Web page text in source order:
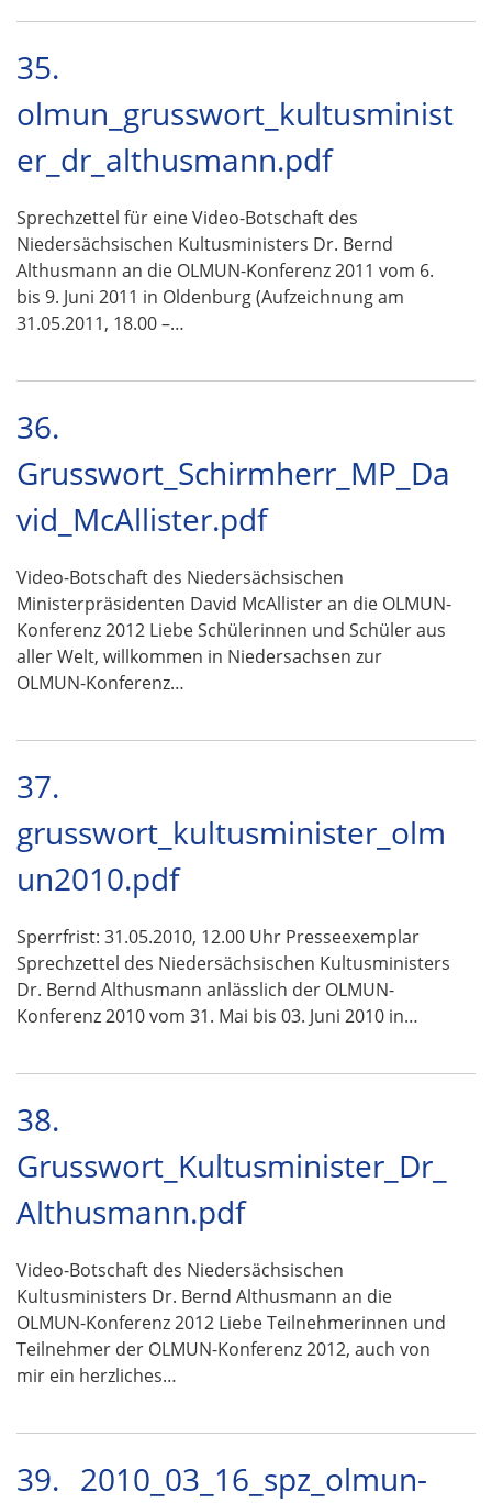
35.
olmun_grusswort_kultusminist
er_dr_althusmann.pdf
Sprechzettel für eine Video-Botschaft des
Niedersächsischen Kultusministers Dr. Bernd
Althusmann an die OLMUN-Konferenz 2011 vom 6.
bis 9. Juni 2011 in Oldenburg (Aufzeichnung am
31.05.2011, 18.00 –…
36.
Grusswort_Schirmherr_MP_Da
vid_McAllister.pdf
Video-Botschaft des Niedersächsischen
Ministerpräsidenten David McAllister an die OLMUN-
Konferenz 2012 Liebe Schülerinnen und Schüler aus
aller Welt, willkommen in Niedersachsen zur
OLMUN-Konferenz…
37.
grusswort_kultusminister_olm
un2010.pdf
Sperrfrist: 31.05.2010, 12.00 Uhr Presseexemplar
Sprechzettel des Niedersächsischen Kultusministers
Dr. Bernd Althusmann anlässlich der OLMUN-
Konferenz 2010 vom 31. Mai bis 03. Juni 2010 in…
38.
Grusswort_Kultusminister_Dr_
Althusmann.pdf
Video-Botschaft des Niedersächsischen
Kultusministers Dr. Bernd Althusmann an die
OLMUN-Konferenz 2012 Liebe Teilnehmerinnen und
Teilnehmer der OLMUN-Konferenz 2012, auch von
mir ein herzliches…
39. 2010_03_16_spz_olmun-